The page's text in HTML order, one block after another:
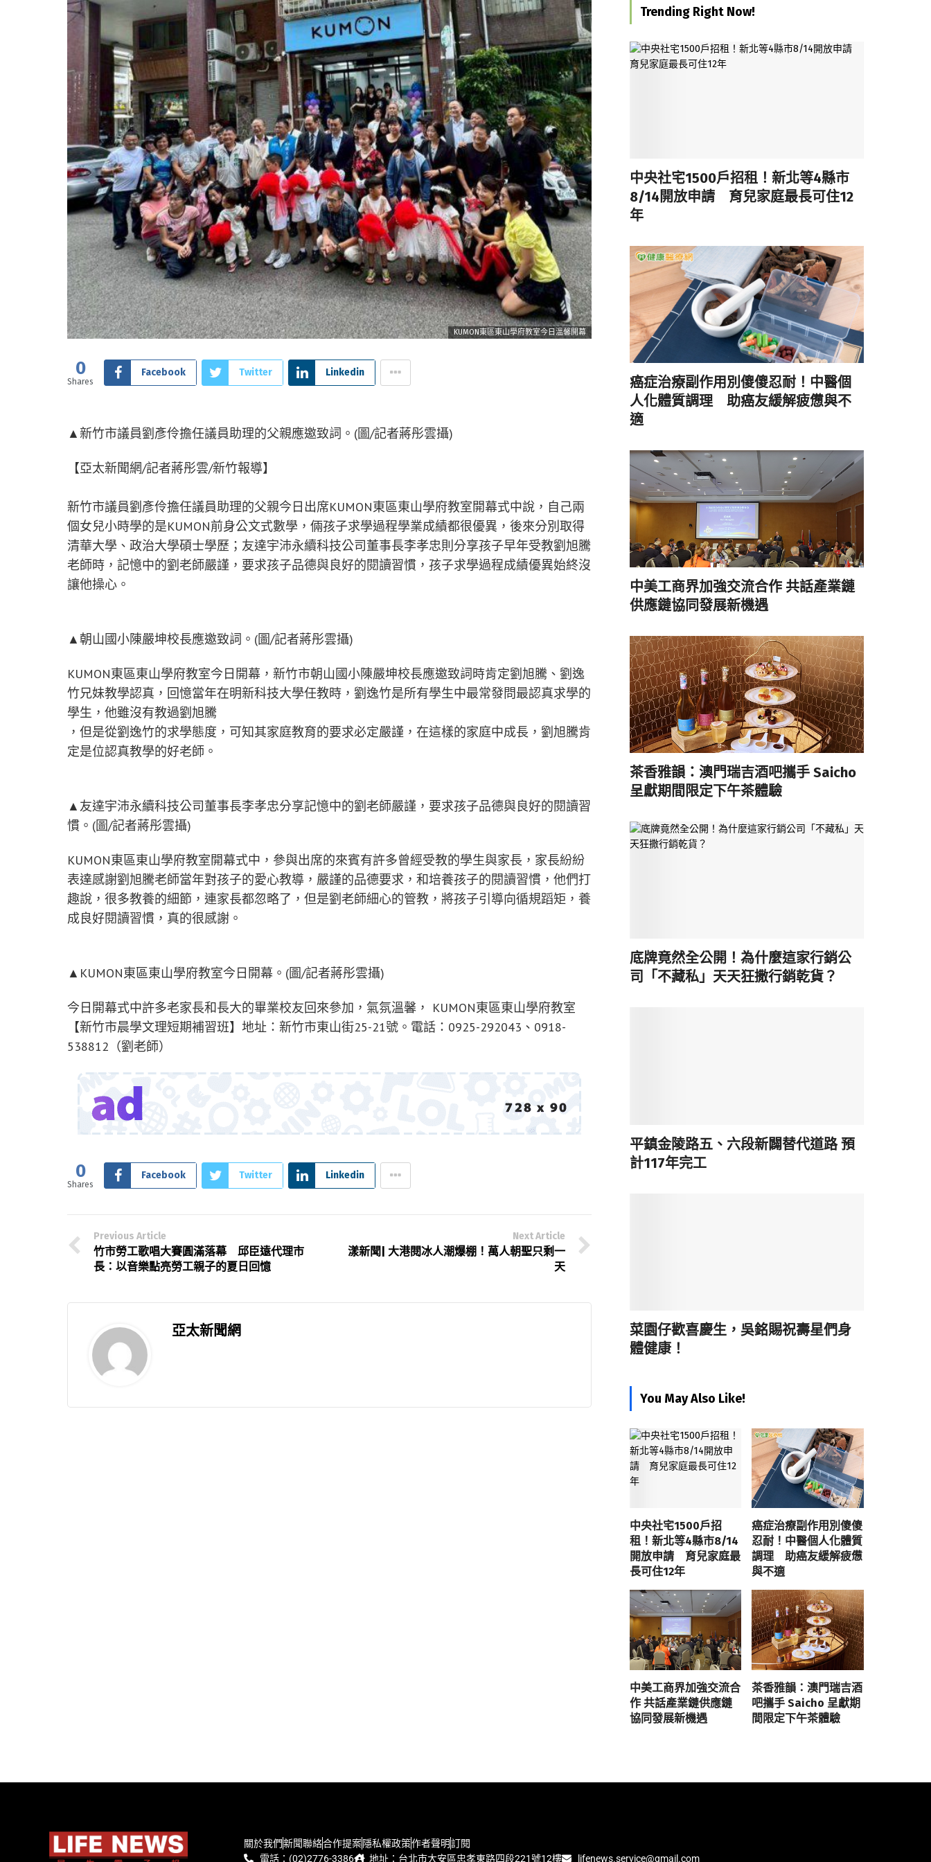
KUMON東區東山學府教室今日溫馨開幕
0
Shares
Facebook Twitter Linkedin
▲新竹市議員劉彥伶擔任議員助理的父親應邀致詞。(圖/記者蔣彤雲攝)
【亞太新聞網/記者蔣彤雲/新竹報導】
新竹市議員劉彥伶擔任議員助理的父親今日出席KUMON東區東山學府教室開幕式中說，自己兩
個女兒小時學的是KUMON前身公文式數學，倆孩子求學過程學業成績都很優異，後來分別取得
清華大學、政治大學碩士學歷；友達宇沛永續科技公司董事長李孝忠則分享孩子早年受教劉旭騰
老師時，記憶中的劉老師嚴謹，要求孩子品德與良好的閱讀習慣，孩子求學過程成績優異始終沒
讓他操心。
▲朝山國小陳嚴坤校長應邀致詞。(圖/記者蔣彤雲攝)
KUMON東區東山學府教室今日開幕，新竹市朝山國小陳嚴坤校長應邀致詞時肯定劉旭騰、劉逸
竹兄妹教學認真，回憶當年在明新科技大學任教時，劉逸竹是所有學生中最常發問最認真求學的
學生，他雖沒有教過劉旭騰
，但是從劉逸竹的求學態度，可知其家庭教育的要求必定嚴謹，在這樣的家庭中成長，劉旭騰肯
定是位認真教學的好老師。
▲友達宇沛永續科技公司董事長李孝忠分享記憶中的劉老師嚴謹，要求孩子品德與良好的閱讀習
慣。(圖/記者蔣彤雲攝)
KUMON東區東山學府教室開幕式中，參與出席的來賓有許多曾經受教的學生與家長，家長紛紛
表達感謝劉旭騰老師當年對孩子的愛心教導，嚴謹的品德要求，和培養孩子的閱讀習慣，他們打
趣說，很多教養的細節，連家長都忽略了，但是劉老師細心的管教，將孩子引導向循規蹈矩，養
成良好閱讀習慣，真的很感謝。
▲KUMON東區東山學府教室今日開幕。(圖/記者蔣彤雲攝)
今日開幕式中許多老家長和長大的畢業校友回來參加，氣氛溫馨， KUMON東區東山學府教室
【新竹市晨學文理短期補習班】地址：新竹市東山街25-21號。電話：0925-292043、0918-
538812（劉老師）
0
Shares
Facebook Twitter Linkedin
Previous Article
竹市勞工歌唱大賽圓滿落幕 邱臣遠代理市
長：以音樂點亮勞工親子的夏日回憶
Next Article
漾新聞| 大港閱冰人潮爆棚！萬人朝聖只剩一
天
亞太新聞網
Trending Right Now!
中央社宅1500戶招租！新北等4縣市
8/14開放申請 育兒家庭最長可住12
年
癌症治療副作用別傻傻忍耐！中醫個
人化體質調理 助癌友緩解疲憊與不
適
中美工商界加強交流合作 共話產業鏈
供應鏈協同發展新機遇
茶香雅韻：澳門瑞吉酒吧攜手 Saicho
呈獻期間限定下午茶體驗
底牌竟然全公開！為什麼這家行銷公
司「不藏私」天天狂撒行銷乾貨？
平鎮金陵路五、六段新闢替代道路 預
計117年完工
菜園仔歡喜慶生，吳銘賜祝壽星們身
體健康！
You May Also Like!
中央社宅1500戶招
租！新北等4縣市8/14
開放申請 育兒家庭最
長可住12年
癌症治療副作用別傻傻
忍耐！中醫個人化體質
調理 助癌友緩解疲憊
與不適
中美工商界加強交流合
作 共話產業鏈供應鏈
協同發展新機遇
茶香雅韻：澳門瑞吉酒
吧攜手 Saicho 呈獻期
間限定下午茶體驗
關於我們新聞聯絡合作提案隱私權政策作者聲明訂閱
電話：(02)2776-3386
地址：台北市大安區忠孝東路四段221號12樓 lifenews.service@gmail.com